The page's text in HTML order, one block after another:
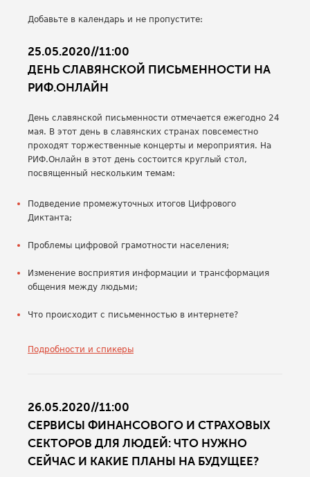
Добавьте в календарь и не пропустите:
25.05.2020//11:00
ДЕНЬ СЛАВЯНСКОЙ ПИСЬМЕННОСТИ НА
РИФ.ОНЛАЙН
День славянской письменности отмечается ежегодно 24
мая. В этот день в славянских странах повсеместно
проходят торжественные концерты и мероприятия. На
РИФ.Онлайн в этот день состоится круглый стол,
посвященный нескольким темам:
Подведение промежуточных итогов Цифрового
Диктанта;
Проблемы цифровой грамотности населения;
Изменение восприятия информации и трансформация
общения между людьми;
Что происходит с письменностью в интернете?
Подробности и спикеры
26.05.2020//11:00
СЕРВИСЫ ФИНАНСОВОГО И СТРАХОВЫХ
СЕКТОРОВ ДЛЯ ЛЮДЕЙ: ЧТО НУЖНО
СЕЙЧАС И КАКИЕ ПЛАНЫ НА БУДУЩЕЕ?